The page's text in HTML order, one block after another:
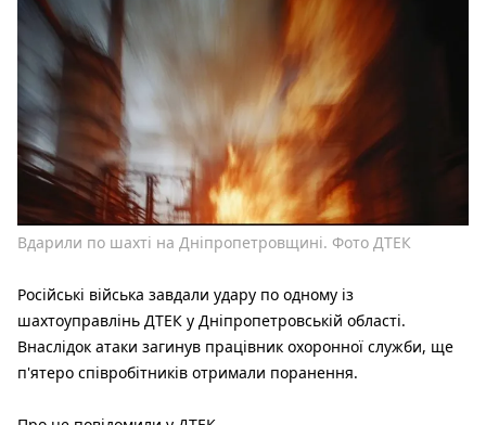
Вдарили по шахті на Дніпропетровщині. Фото ДТЕК
Російські війська завдали удару по одному із
шахтоуправлінь ДТЕК у Дніпропетровській області.
Внаслідок атаки загинув працівник охоронної служби, ще
п'ятеро співробітників отримали поранення.